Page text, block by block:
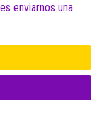
enviarnos una